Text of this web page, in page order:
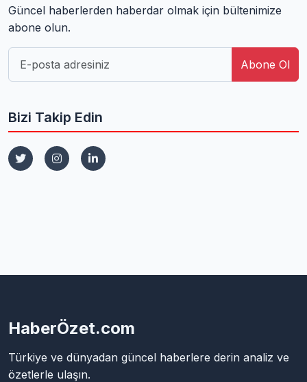
Güncel haberlerden haberdar olmak için bültenimize
abone olun.
Abone Ol
Bizi Takip Edin
HaberÖzet.com
Türkiye ve dünyadan güncel haberlere derin analiz ve
özetlerle ulaşın.